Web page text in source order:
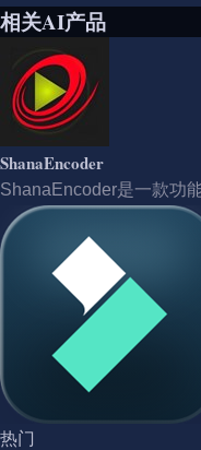
相关AI产品
ShanaEncoder
ShanaEncoder是一款功
热门